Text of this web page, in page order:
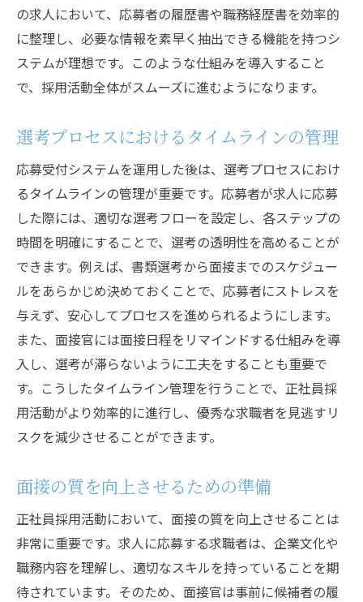
の求人において、応募者の履歴書や職務経歴書を効率的
に整理し、必要な情報を素早く抽出できる機能を持つシ
ステムが理想です。このような仕組みを導入すること
で、採用活動全体がスムーズに進むようになります。
選考プロセスにおけるタイムラインの管理
応募受付システムを運用した後は、選考プロセスにおけ
るタイムラインの管理が重要です。応募者が求人に応募
した際には、適切な選考フローを設定し、各ステップの
時間を明確にすることで、選考の透明性を高めることが
できます。例えば、書類選考から面接までのスケジュー
ルをあらかじめ決めておくことで、応募者にストレスを
与えず、安心してプロセスを進められるようにします。
また、面接官には面接日程をリマインドする仕組みを導
入し、選考が滞らないように工夫をすることも重要で
す。こうしたタイムライン管理を行うことで、正社員採
用活動がより効率的に進行し、優秀な求職者を見逃すリ
スクを減少させることができます。
面接の質を向上させるための準備
正社員採用活動において、面接の質を向上させることは
非常に重要です。求人に応募する求職者は、企業文化や
職務内容を理解し、適切なスキルを持っていることを期
待されています。そのため、面接官は事前に候補者の履